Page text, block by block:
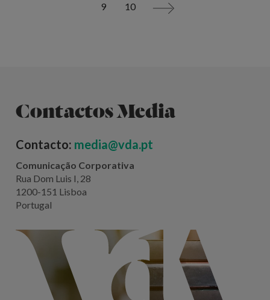
9 10 >
Contactos Media
Contacto: media@vda.pt
Comunicação Corporativa
Rua Dom Luis I, 28
1200-151 Lisboa
Portugal